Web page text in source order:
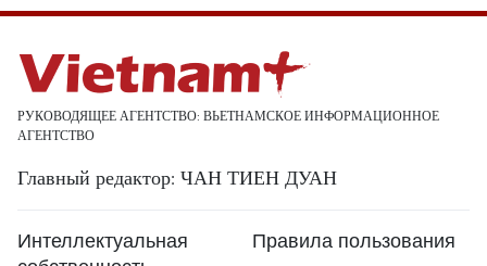
РУКОВОДЯЩЕЕ АГЕНТСТВО: ВЬЕТНАМСКОЕ ИНФОРМАЦИОННОЕ
АГЕНТСТВО
Главный редактор: ЧАН ТИЕН ДУАН
Интеллектуальная
Правила пользования